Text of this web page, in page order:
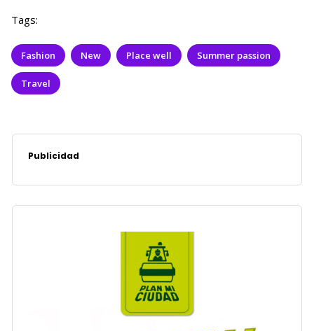
Tags:
Fashion New Place well Summer passion
Travel
Publicidad